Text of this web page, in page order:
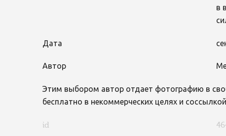
в
Дата
Автор
Этим выбором автор отдает фотографию в
бесплатно в некоммерческих целях и
id